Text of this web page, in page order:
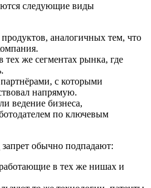
следующие виды
аналогичных тем, что
тех же сегментах рынка, где
с которыми
напрямую.
ведение бизнеса,
по ключевым
обычно подпадают:
в тех же нишах и